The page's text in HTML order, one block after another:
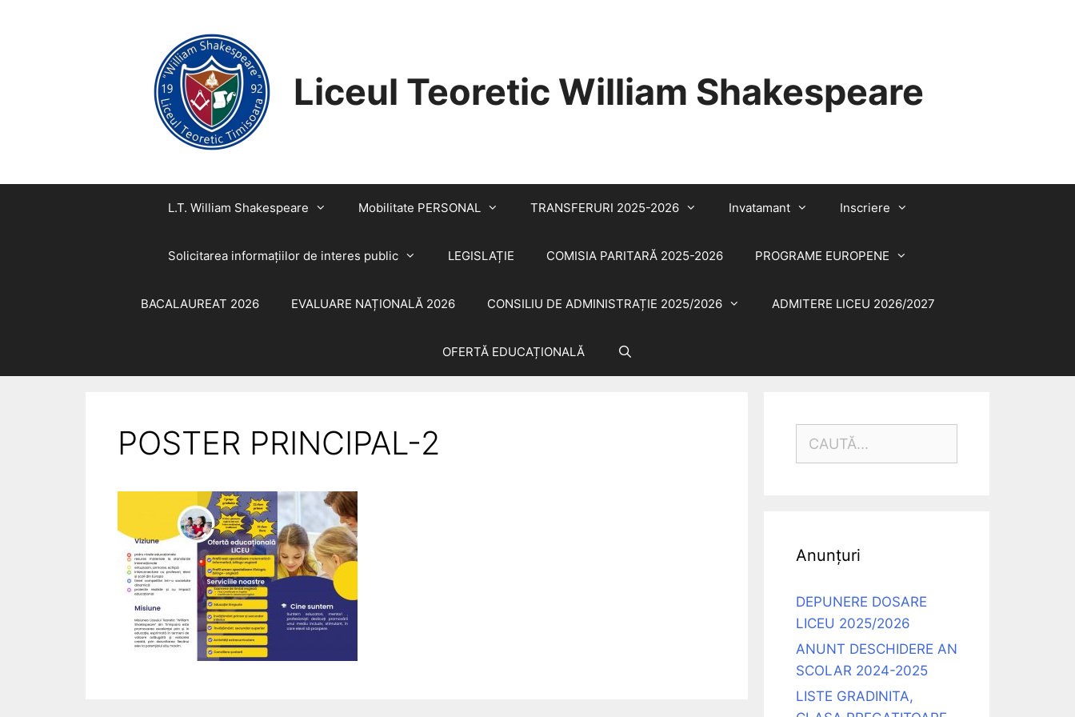
Liceul Teoretic William Shakespeare
L.T. William Shakespeare Mobilitate PERSONAL TRANSFERURI 2025-2026 Invatamant Inscriere
Solicitarea informaţiilor de interes public LEGISLAȚIE COMISIA PARITARĂ 2025-2026 PROGRAME EUROPENE
BACALAUREAT 2026 EVALUARE NAȚIONALĂ 2026 CONSILIU DE ADMINISTRAȚIE 2025/2026 ADMITERE LICEU 2026/2027
OFERTĂ EDUCAȚIONALĂ
POSTER PRINCIPAL-2
Anunțuri
DEPUNERE DOSARE
LICEU 2025/2026
ANUNT DESCHIDERE AN
SCOLAR 2024-2025
LISTE GRADINITA,